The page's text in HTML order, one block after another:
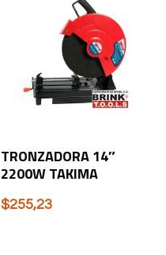
TRONZADORA 14″
2200W TAKIMA
$255,23